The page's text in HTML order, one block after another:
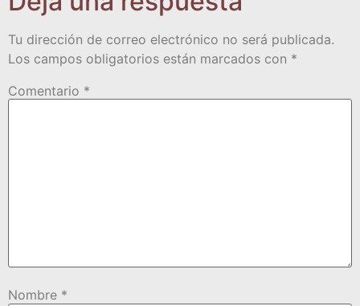
Tu dirección de correo electrónico no será publicada.
Los campos obligatorios están marcados con *
Comentario *
Nombre *